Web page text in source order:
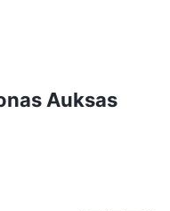
Auksas